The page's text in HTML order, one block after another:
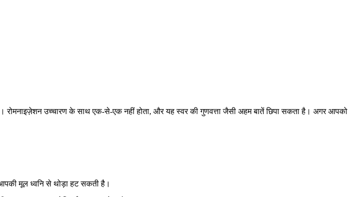
उच्चारण के साथ एक-से-एक नहीं होता, और यह स्वर की गुणवत्ता जैसी अहम बातें छिपा सकता है। अगर आपको
मूल ध्वनि से थोड़ा हट सकती है।